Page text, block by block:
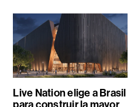
Live Nation elige a Brasil